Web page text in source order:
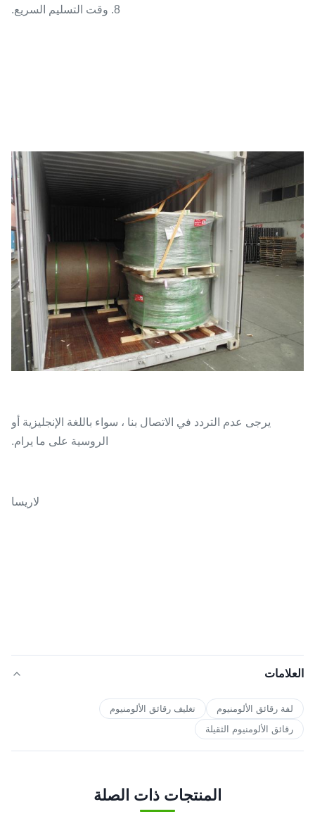
8. وقت التسليم السريع.
يرجى عدم التردد في الاتصال بنا ، سواء باللغة الإنجليزية أو
الروسية على ما يرام.
لاريسا
العلامات
لفة رقائق الألومنيوم
تغليف رقائق الألومنيوم
رقائق الألومنيوم الثقيلة
المنتجات ذات الصلة